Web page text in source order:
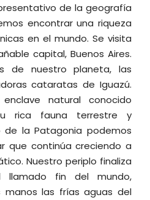
de la geografía
encontrar una riqueza
en el mundo. Se visita
capital, Buenos Aires.
de nuestro planeta, las
cataratas de Iguazú.
natural conocido
rica fauna terrestre y
de la Patagonia podemos
que continúa creciendo a
Nuestro periplo finaliza
llamado fin del mundo,
manos las frías aguas del